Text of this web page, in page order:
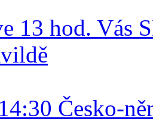
13 hod. Vás
Česko-